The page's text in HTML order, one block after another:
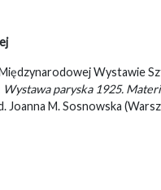
Wystawie
Wystawa paryska 1925.
Joanna M. Sosnowska